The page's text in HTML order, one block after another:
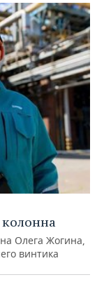
Олега Жогина,
винтика